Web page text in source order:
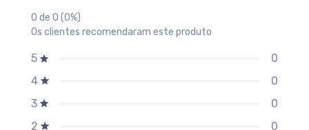
0 de 0 (0%)
Os clientes recomendaram este produto
5
0
4
0
3
0
2
0